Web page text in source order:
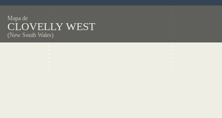
Mapa de
CLOVELLY WEST
(New South Wales)